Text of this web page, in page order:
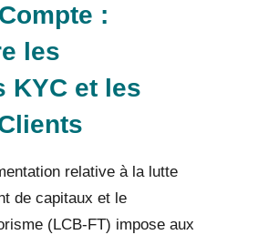
:
les
KYC et les
relative à la lutte
de capitaux et le
(LCB-FT) impose aux